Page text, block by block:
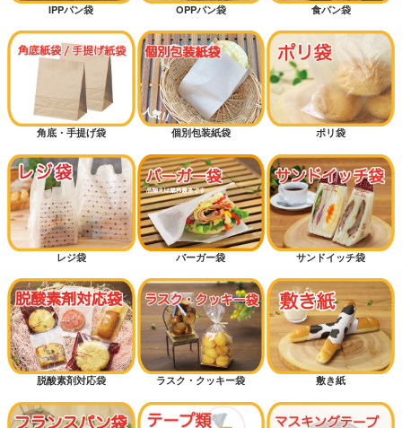
オススメ差別化アイテム
低コストタイプ
底マチ付きパン袋
横マチ付きパン袋
カッコイイ
カワイイ
ギフトラッピング
ハロウィン
クリスマス
おむつ袋・防臭袋
IPPパン袋 OPPパン袋 食パン袋
角底・手提げ袋 個別包装紙袋 ポリ袋
レジ袋 バーガー袋 サンドイッチ袋
脱酸素剤対応袋 ラスク・クッキー袋 敷き紙